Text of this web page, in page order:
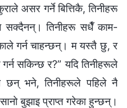
असर गर्ने बित्तिकै, तिनीहरू
सक्दैनन्। तिनीहरू सधैँ काम-
गर्न चाहन्छन्। म यस्तै छु, र
सकिन्छ र?” यदि तिनीहरूले
छन् भने, तिनीहरूले पहिले नै
बुझाइ प्राप्त गरेका हुन्छन्।